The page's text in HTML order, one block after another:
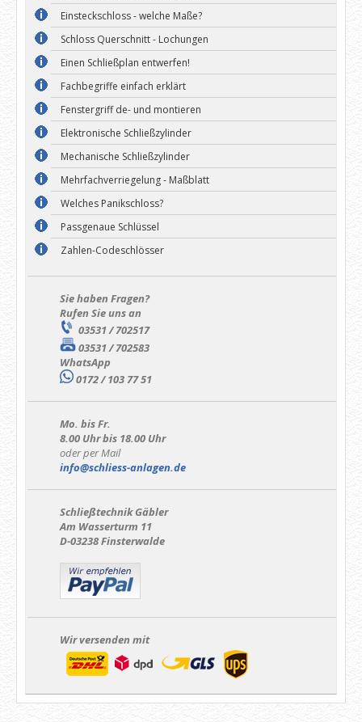
Einsteckschloss - welche Maße?
Schloss Querschnitt - Lochungen
Einen Schließplan entwerfen!
Fachbegriffe einfach erklärt
Fenstergriff de- und montieren
Elektronische Schließzylinder
Mechanische Schließzylinder
Mehrfachverriegelung - Maßblatt
Welches Panikschloss?
Passgenaue Schlüssel
Zahlen-Codeschlösser
Sie haben Fragen?
Rufen Sie uns an
03531 / 702517
03531 / 702583
WhatsApp
0172 / 103 77 51
Mo. bis Fr.
8.00 Uhr bis 18.00 Uhr
oder per Mail
info@schliess-anlagen.de
Schließtechnik Gäbler
Am Wasserturm 11
D-03238 Finsterwalde
Wir versenden mit